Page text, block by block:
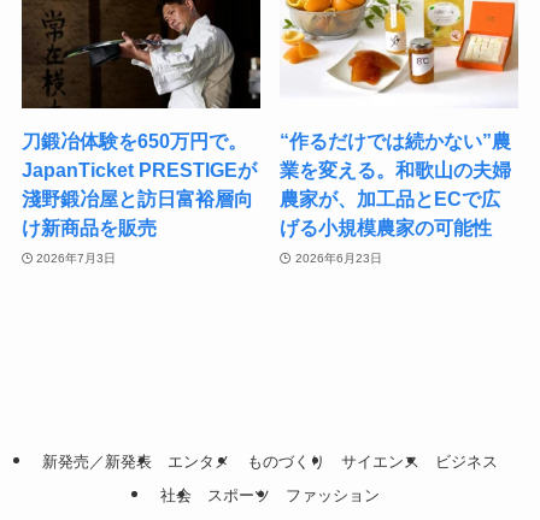
刀鍛冶体験を650万円で。
JapanTicket PRESTIGEが
淺野鍛冶屋と訪日富裕層向
け新商品を販売
2026年7月3日
“作るだけでは続かない”農
業を変える。和歌山の夫婦
農家が、加工品とECで広
げる小規模農家の可能性
2026年6月23日
新発売／新発表 エンタメ ものづくり サイエンス
ビジネス
社会
スポーツ ファッション